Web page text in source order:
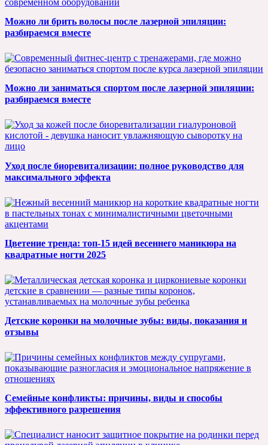
Можно ли брить волосы после лазерной эпиляции:
разбираемся вместе
Можно ли заниматься спортом после лазерной эпиляции:
разбираемся вместе
Уход после биоревитализации: полное руководство для
максимального эффекта
Цветение тренда: топ-15 идей весеннего маникюра на
квадратные ногти 2025
Детские коронки на молочные зубы: виды, показания и
отзывы
Семейные конфликты: причины, виды и способы
эффективного разрешения